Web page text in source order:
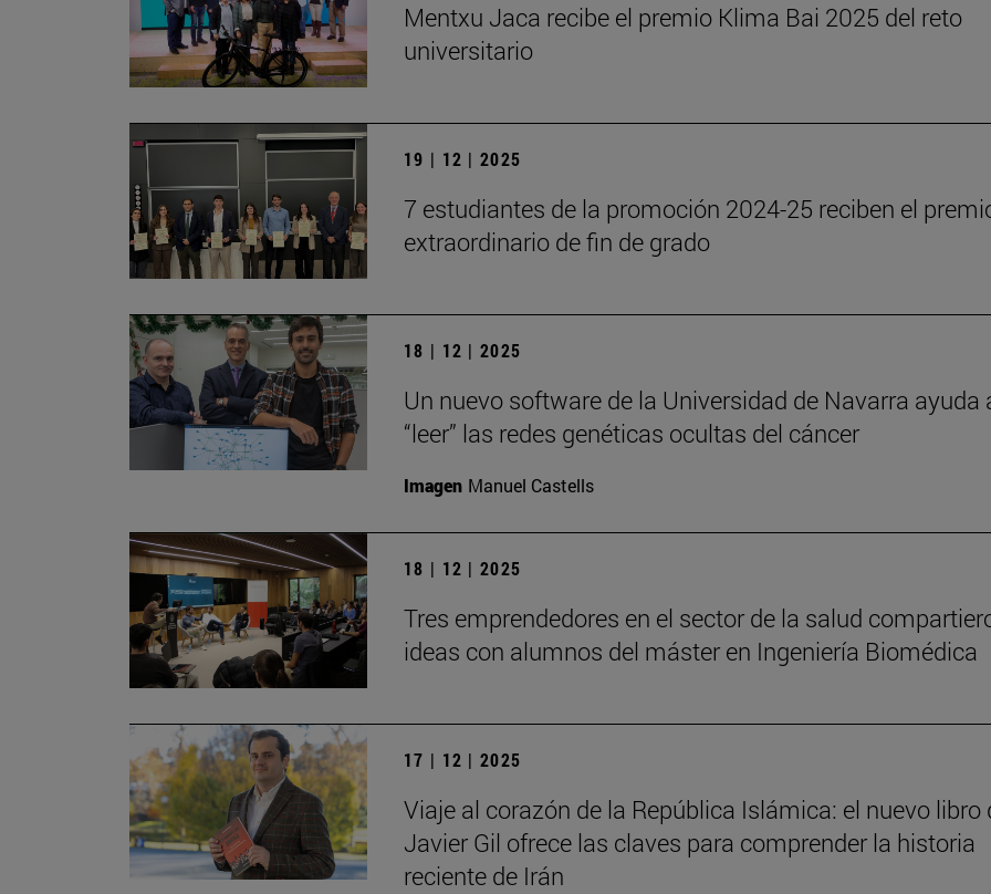
Mentxu Jaca recibe el premio Klima Bai 2025 del reto
universitario
19 | 12 | 2025
7 estudiantes de la promoción 2024-25 reciben el
extraordinario de fin de grado
18 | 12 | 2025
Un nuevo software de la Universidad de Navarra ayuda
“leer” las redes genéticas ocultas del cáncer
Imagen Manuel Castells
18 | 12 | 2025
Tres emprendedores en el sector de la salud
ideas con alumnos del máster en Ingeniería Biomédica
17 | 12 | 2025
Viaje al corazón de la República Islámica: el nuevo libro
Javier Gil ofrece las claves para comprender la historia
reciente de Irán